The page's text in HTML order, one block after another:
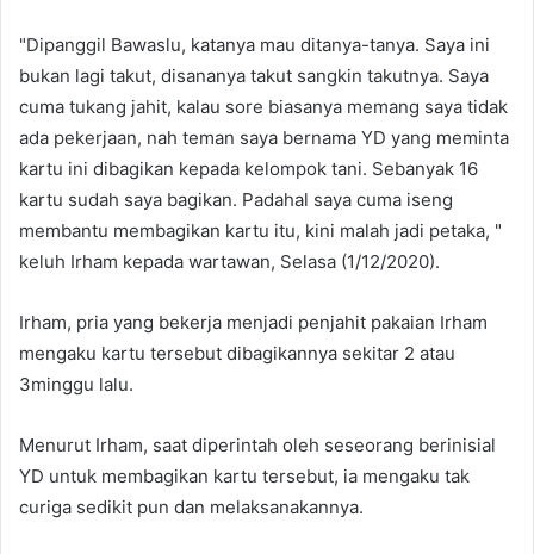
"Dipanggil Bawaslu, katanya mau ditanya-tanya. Saya ini
bukan lagi takut, disananya takut sangkin takutnya. Saya
cuma tukang jahit, kalau sore biasanya memang saya tidak
ada pekerjaan, nah teman saya bernama YD yang meminta
kartu ini dibagikan kepada kelompok tani. Sebanyak 16
kartu sudah saya bagikan. Padahal saya cuma iseng
membantu membagikan kartu itu, kini malah jadi petaka, "
keluh Irham kepada wartawan, Selasa (1/12/2020).
Irham, pria yang bekerja menjadi penjahit pakaian Irham
mengaku kartu tersebut dibagikannya sekitar 2 atau
3minggu lalu.
Menurut Irham, saat diperintah oleh seseorang berinisial
YD untuk membagikan kartu tersebut, ia mengaku tak
curiga sedikit pun dan melaksanakannya.